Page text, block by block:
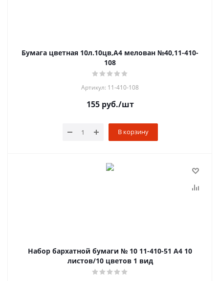
Бумага цветная 10л.10цв,А4 мелован №40,11-410-
108
Артикул: 11-410-108
155руб./шт
В корзину
Набор бархатной бумаги № 10 11-410-51 А4 10
листов/10 цветов 1 вид